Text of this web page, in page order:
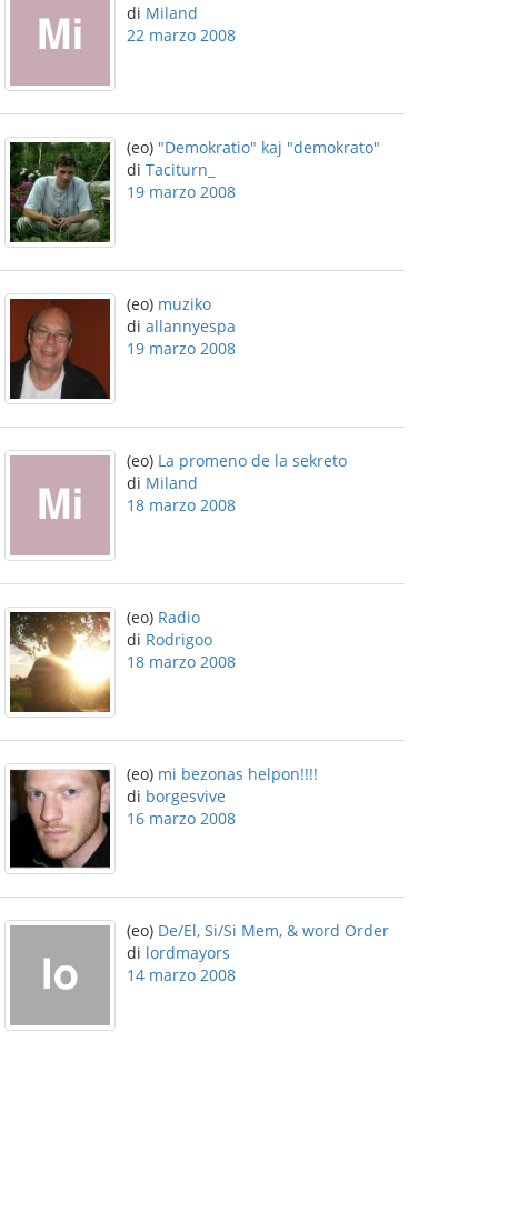
di Miland
22 marzo 2008
(eo) "Demokratio" kaj "demokrato"
di Taciturn_
19 marzo 2008
(eo) muziko
di allannyespa
19 marzo 2008
(eo) La promeno de la sekreto
di Miland
18 marzo 2008
(eo) Radio
di Rodrigoo
18 marzo 2008
(eo) mi bezonas helpon!!!!
di borgesvive
16 marzo 2008
(eo) De/El, Si/Si Mem, & word Order
di lordmayors
14 marzo 2008